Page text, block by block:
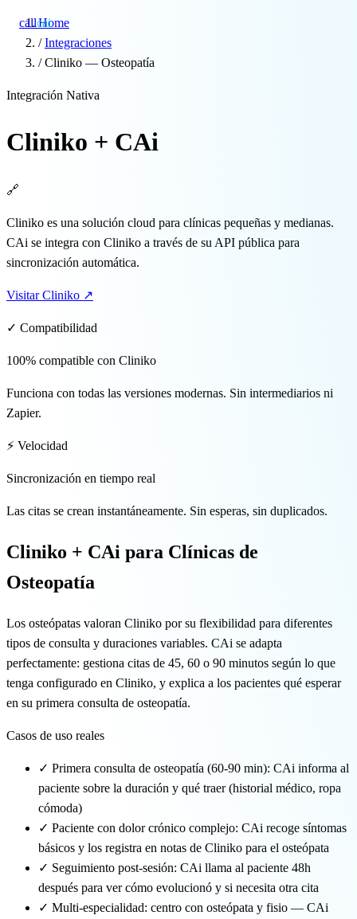
callcai
Integraciones
🇬🇧 EN
Home
/ Integraciones
/ Cliniko — Osteopatía
Integración Nativa
Cliniko + CAi
🔗
Cliniko es una solución cloud para clínicas pequeñas y medianas.
CAi se integra con Cliniko a través de su API pública para
sincronización automática.
Visitar Cliniko ↗
✓ Compatibilidad
100% compatible con Cliniko
Funciona con todas las versiones modernas. Sin intermediarios ni
Zapier.
⚡ Velocidad
Sincronización en tiempo real
Las citas se crean instantáneamente. Sin esperas, sin duplicados.
Cliniko + CAi para Clínicas de
Osteopatía
Los osteópatas valoran Cliniko por su flexibilidad para diferentes
tipos de consulta y duraciones variables. CAi se adapta
perfectamente: gestiona citas de 45, 60 o 90 minutos según lo que
tenga configurado en Cliniko, y explica a los pacientes qué esperar
en su primera consulta de osteopatía.
Casos de uso reales
✓ Primera consulta de osteopatía (60-90 min): CAi informa al
paciente sobre la duración y qué traer (historial médico, ropa
cómoda)
✓ Paciente con dolor crónico complejo: CAi recoge síntomas
básicos y los registra en notas de Cliniko para el osteópata
✓ Seguimiento post-sesión: CAi llama al paciente 48h
después para ver cómo evolucionó y si necesita otra cita
✓ Multi-especialidad: centro con osteópata y fisio — CAi